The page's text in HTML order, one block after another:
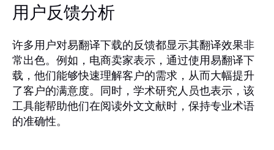
用户反馈分析
许多用户对易翻译下载的反馈都显示其翻译效果非
常出色。例如，电商卖家表示，通过使用易翻译下
载，他们能够快速理解客户的需求，从而大幅提升
了客户的满意度。同时，学术研究人员也表示，该
工具能帮助他们在阅读外文文献时，保持专业术语
的准确性。